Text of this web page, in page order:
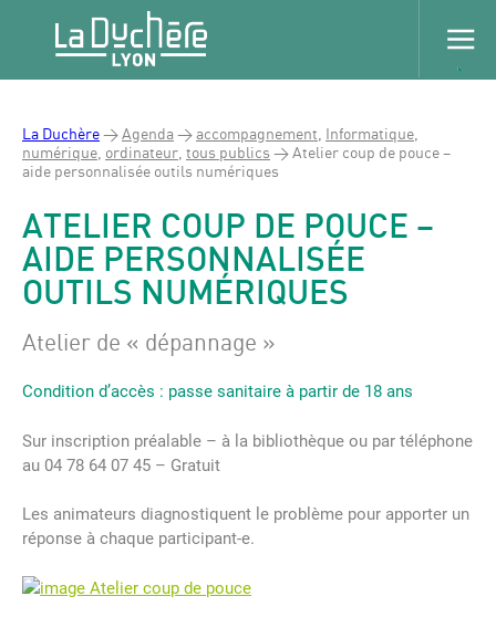
La Duchère>Agenda >accompagnement Informatique
numérique ordinateur tous publics >Atelier coup de pouce –
aide personnalisée outils numériques
ATELIER COUP DE POUCE –
AIDE PERSONNALISÉE
OUTILS NUMÉRIQUES
Atelier de « dépannage »
Condition d’accès : passe sanitaire à partir de 18 ans
Sur inscription préalable – à la bibliothèque ou par téléphone
au 04 78 64 07 45 – Gratuit
Les animateurs diagnostiquent le problème pour apporter un
réponse à chaque participant-e.